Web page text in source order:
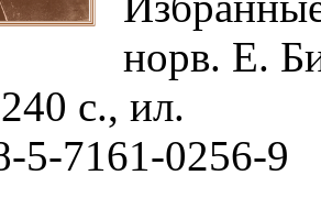
норв. Е.
с., ил.
5-7161-0256-9